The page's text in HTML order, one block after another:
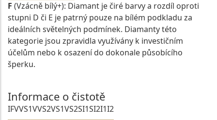
F (Vzácně bílý+): Diamant je čiré barvy a rozdíl oproti
stupni D či E je patrný pouze na bílém podkladu za
ideálních světelných podmínek. Diamanty této
kategorie jsou zpravidla využívány k investičním
účelům nebo k osazení do dokonale působícího
šperku.
Informace o čistotě
IFVVS1VVS2VS1VS2SI1SI2I1I2